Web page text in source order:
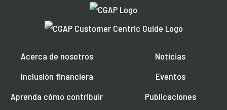
Acerca de nosotros
Inclusión financiera
Aprenda cómo contribuir
Noticias
Eventos
Publicaciones